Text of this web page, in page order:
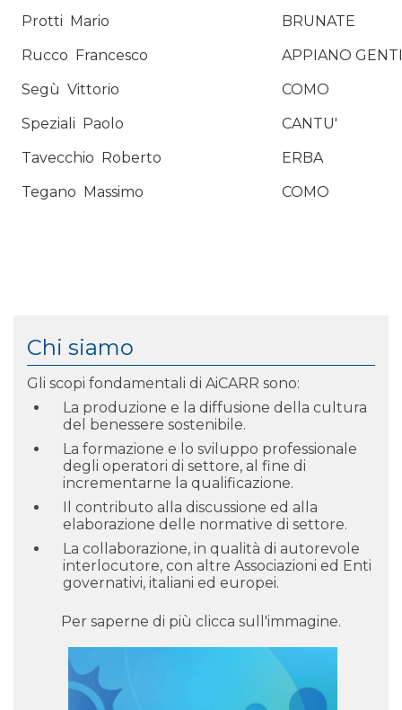
Chi siamo
Gli scopi fondamentali di AiCARR sono:
La produzione e la diffusione della cultura
del benessere sostenibile.
La formazione e lo sviluppo professionale
degli operatori di settore, al fine di
incrementarne la qualificazione.
Il contributo alla discussione ed alla
elaborazione delle normative di settore.
La collaborazione, in qualità di autorevole
interlocutore, con altre Associazioni ed Enti
governativi, italiani ed europei.
Per saperne di più clicca sull'immagine.
Protti Mario
BRUNATE
Rucco Francesco
APPIANO
Segù Vittorio
COMO
Speziali Paolo
CANTU'
Tavecchio Roberto
ERBA
Tegano Massimo COMO